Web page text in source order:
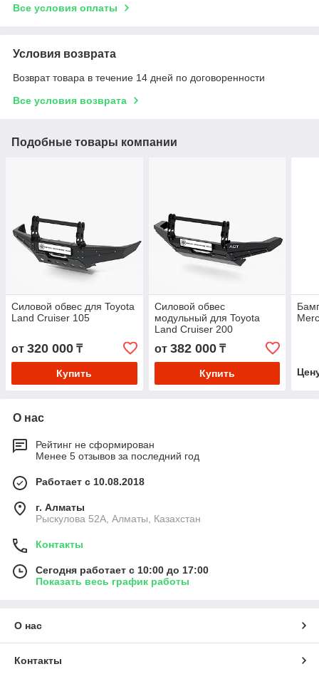
Все условия оплаты
Условия возврата
Возврат товара в течение 14 дней по договоренности
Все условия возврата
Подобные товары компании
Силовой обвес для Toyota
Land Cruiser 105
от 320 000 ₸
Купить
Силовой обвес
модульный для Toyota
Land Cruiser 200
от 382 000₸
Купить
О нас
Рейтинг не сформирован
Менее 5 отзывов за последний год
Работает с 10.08.2018
г. Алматы
Рыскулова 52А, Алматы, Казахстан
Контакты
Сегодня работает с 10:00 до 17:00
Показать весь график работы
О нас
Контакты